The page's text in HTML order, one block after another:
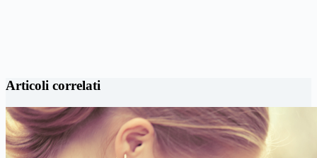
Articoli correlati